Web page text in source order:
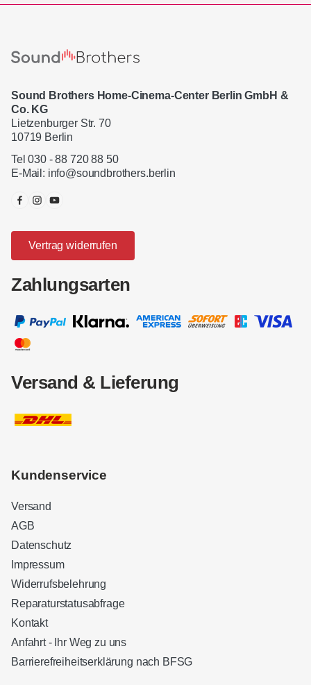
Sound Brothers Home-Cinema-Center Berlin GmbH &
Co. KG
Lietzenburger Str. 70
10719 Berlin
Tel 030 - 88 720 88 50
E-Mail: info@soundbrothers.berlin
Vertrag widerrufen
Zahlungsarten
Versand & Lieferung
Kundenservice
Versand
AGB
Datenschutz
Impressum
Widerrufsbelehrung
Reparaturstatusabfrage
Kontakt
Anfahrt - Ihr Weg zu uns
Barrierefreiheitserklärung nach BFSGKundenbewertungen und Erfahrungen zu